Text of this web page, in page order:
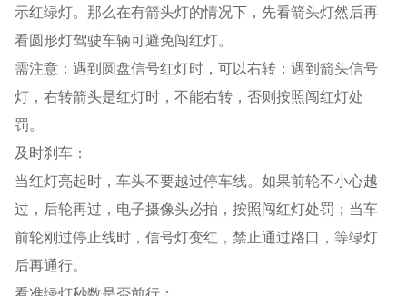
示红绿灯。那么在有箭头灯的情况下，先看箭头灯然后再
看圆形灯驾驶车辆可避免闯红灯。
需注意：遇到圆盘信号红灯时，可以右转；遇到箭头信号
灯，右转箭头是红灯时，不能右转，否则按照闯红灯处
罚。
及时刹车：
当红灯亮起时，车头不要越过停车线。如果前轮不小心越
过，后轮再过，电子摄像头必拍，按照闯红灯处罚；当车
前轮刚过停止线时，信号灯变红，禁止通过路口，等绿灯
后再通行。